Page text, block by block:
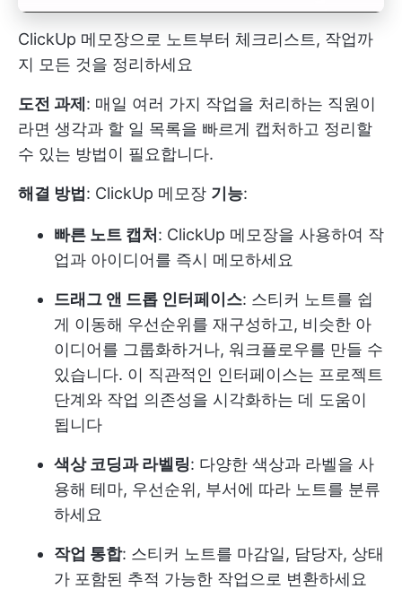
ClickUp 메모장으로 노트부터 체크리스트, 작업까
지 모든 것을 정리하세요
도전 과제 : 매일 여러 가지 작업을 처리하는 직원이
라면 생각과 할 일 목록을 빠르게 캡처하고 정리할
수 있는 방법이 필요합니다.
해결 방법 : ClickUp 메모장 기능:
빠른 노트 캡처 : ClickUp 메모장을 사용하여 작
업과 아이디어를 즉시 메모하세요
드래그 앤 드롭 인터페이스: 스티커 노트를 쉽
게 이동해 우선순위를 재구성하고, 비슷한 아
이디어를 그룹화하거나, 워크플로우를 만들 수
있습니다. 이 직관적인 인터페이스는 프로젝트
단계와 작업 의존성을 시각화하는 데 도움이
됩니다
색상 코딩과 라벨링: 다양한 색상과 라벨을 사
용해 테마, 우선순위, 부서에 따라 노트를 분류
하세요
작업 통합: 스티커 노트를 마감일, 담당자, 상태
가 포함된 추적 가능한 작업으로 변환하세요